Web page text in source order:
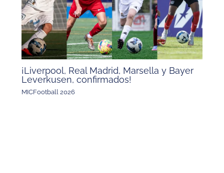
¡Liverpool, Real Madrid, Marsella y Bayer
Leverkusen, confirmados!
MICFootball 2026